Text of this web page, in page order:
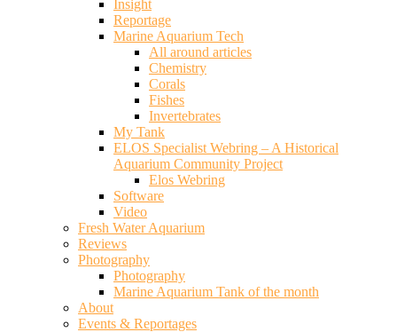
Insight
Reportage
Marine Aquarium Tech
All around articles
Chemistry
Corals
Fishes
Invertebrates
My Tank
ELOS Specialist Webring – A Historical
Aquarium Community Project
Elos Webring
Software
Video
Fresh Water Aquarium
Reviews
Photography
Photography
Marine Aquarium Tank of the month
About
Events & Reportages